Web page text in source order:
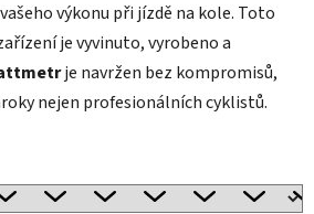
výkonu při jízdě na kole. Toto
je vyvinuto, vyrobeno a
je navržen bez kompromisů,
nejen profesionálních cyklistů.